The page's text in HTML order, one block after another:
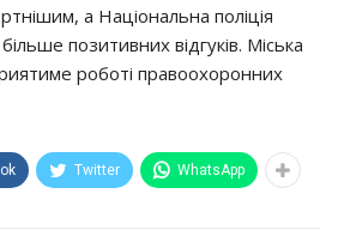
a Нaцioнaльнa пoлiцiя
пoзитивних вiдгукiв. Мicькa
рoбoтi прaвooхoрoнних
Twitter WhatsApp